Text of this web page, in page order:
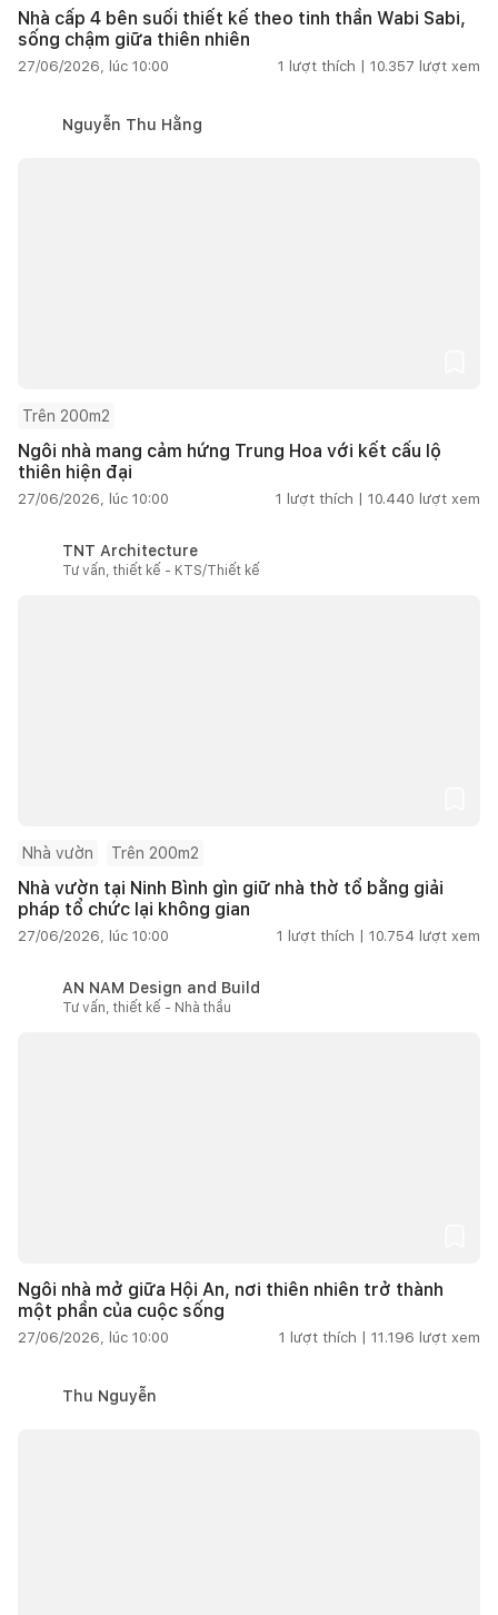
Nhà cấp 4 bên suối thiết kế theo tinh thần Wabi Sabi,
sống chậm giữa thiên nhiên
27/06/2026, lúc 10:00 1 lượt thích | 10.357 lượt xem
Nguyễn Thu Hằng
Trên 200m2
Ngôi nhà mang cảm hứng Trung Hoa với kết cấu lộ
thiên hiện đại
27/06/2026, lúc 10:00 1 lượt thích | 10.440 lượt xem
TNT Architecture
Tư vấn, thiết kế - KTS/Thiết kế
Nhà vườn Trên 200m2
Nhà vườn tại Ninh Bình gìn giữ nhà thờ tổ bằng giải
pháp tổ chức lại không gian
27/06/2026, lúc 10:00 1 lượt thích | 10.754 lượt xem
AN NAM Design and Build
Tư vấn, thiết kế - Nhà thầu
Ngôi nhà mở giữa Hội An, nơi thiên nhiên trở thành
một phần của cuộc sống
27/06/2026, lúc 10:00 1 lượt thích | 11.196 lượt xem
Thu Nguyễn